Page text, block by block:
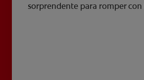
sorprendente para romper